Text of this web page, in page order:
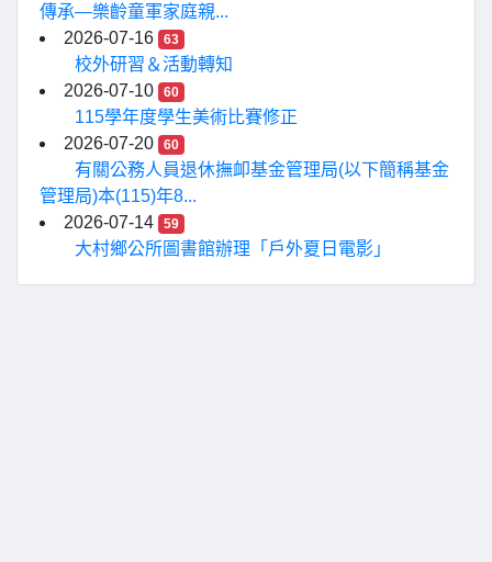
傳承—樂齡童軍家庭親...
2026-07-16
63
校外研習＆活動轉知
2026-07-10
60
115學年度學生美術比賽修正
2026-07-20
60
有關公務人員退休撫卹基金管理局(以下簡稱基金
管理局)本(115)年8...
2026-07-14
59
大村鄉公所圖書館辦理「戶外夏日電影」